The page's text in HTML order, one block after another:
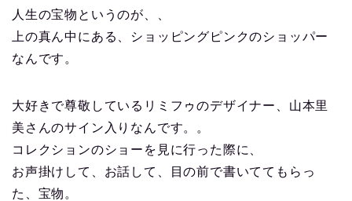
人生の宝物というのが、、
上の真ん中にある、ショッピングピンクのショッパー
なんです。
大好きで尊敬しているリミフゥのデザイナー、山本里
美さんのサイン入りなんです。。
コレクションのショーを見に行った際に、
お声掛けして、お話して、目の前で書いててもらっ
た、宝物。